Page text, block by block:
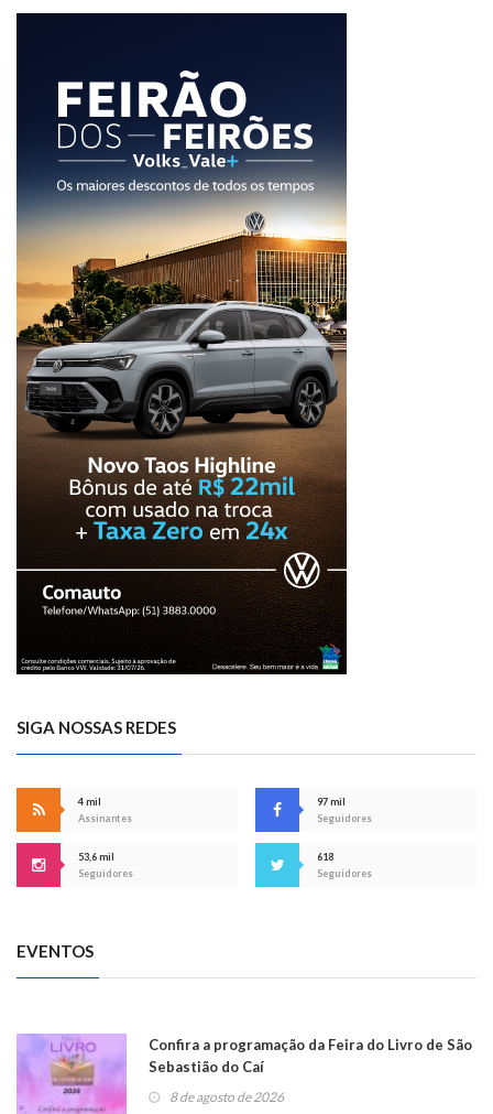
SIGA NOSSAS REDES
4 mil
Assinantes
97 mil
Seguidores
53,6 mil
Seguidores
618
Seguidores
EVENTOS
Confira a programação da Feira do Livro de São
Sebastião do Caí
8 de agosto de 2026